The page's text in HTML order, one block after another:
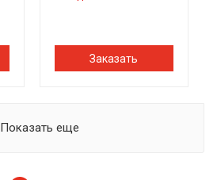
Заказать
Показать еще